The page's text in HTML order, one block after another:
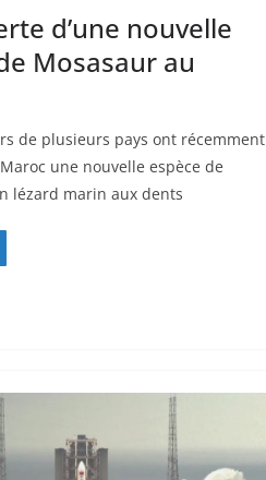
d’une nouvelle
Mosasaur au
de plusieurs pays ont récemment
une nouvelle espèce de
lézard marin aux dents